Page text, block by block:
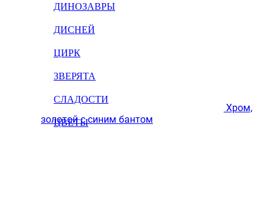
ДИНОЗАВРЫ
ДИСНЕЙ
ЦИРК
ЗВЕРЯТА
СЛАДОСТИ
ЦВЕТЫ
Хром,
золотой с синим бантом